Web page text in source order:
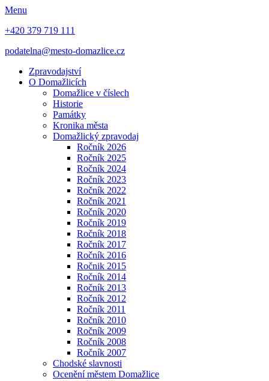
Menu
+420 379 719 111
podatelna@mesto-domazlice.cz
Zpravodajství
O Domažlicích
Domažlice v číslech
Historie
Památky
Kronika města
Domažlický zpravodaj
Ročník 2026
Ročník 2025
Ročník 2024
Ročník 2023
Ročník 2022
Ročník 2021
Ročník 2020
Ročník 2019
Ročník 2018
Ročník 2017
Ročník 2016
Ročnik 2015
Ročník 2014
Ročník 2013
Ročník 2012
Ročník 2011
Ročník 2010
Ročník 2009
Ročník 2008
Ročník 2007
Chodské slavnosti
Ocenění městem Domažlice